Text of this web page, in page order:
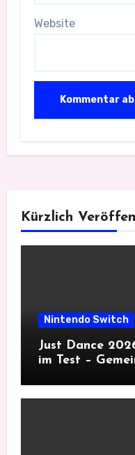
Website
Kürzlich
Nintendo Switch
Just Dance
im Test –